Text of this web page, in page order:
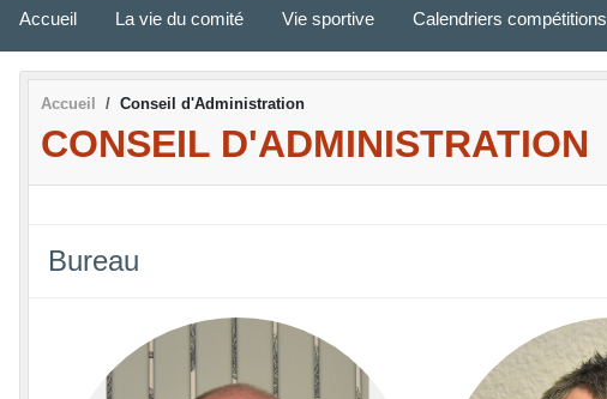
Accueil La vie du comité Vie sportive Calendriers compétitions
Accueil Conseil d'Administration
CONSEIL D'ADMINISTRATION
Bureau